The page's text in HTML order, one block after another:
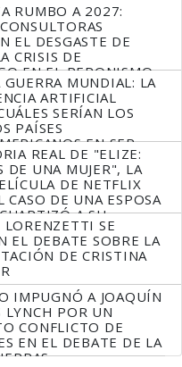
RUMBO A 2027:
EL DESGASTE DE
CRISIS DE
EN EL PERONISMO
GUERRA MUNDIAL: LA
ARTIFICIAL
SERÍAN LOS
PAÍSES
EN SER
REAL DE "ELIZE:
DE UNA MUJER", LA
DE NETFLIX
CASO DE UNA ESPOSA
A SU
LORENZETTI SE
EL DEBATE SOBRE LA
DE CRISTINA
IMPUGNÓ A JOAQUÍN
LYNCH POR UN
CONFLICTO DE
EN EL DEBATE DE LA